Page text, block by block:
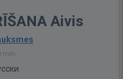
Aivis
min.